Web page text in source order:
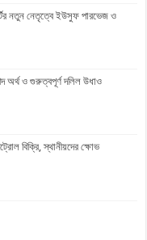
নতুন নেতৃত্বে ইউসুফ পারভেজ ও
অর্থ ও গুরুত্বপূর্ণ দলিল উধাও
বিক্রি, স্থানীয়দের ক্ষোভ